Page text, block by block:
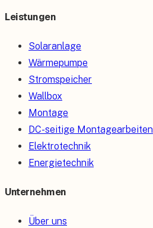
Leistungen
Solaranlage
Wärmepumpe
Stromspeicher
Wallbox
Montage
DC-seitige Montagearbeiten
Elektrotechnik
Energietechnik
Unternehmen
Über uns